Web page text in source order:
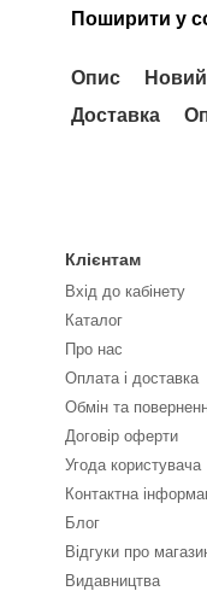
Поширити у
Опис
Новий
Доставка
Клієнтам
Вхід до кабінету
Каталог
Про нас
Оплата і доставка
Обмін та
Договір оферти
Угода користувача
Контактна
Блог
Відгуки про
Видавництва